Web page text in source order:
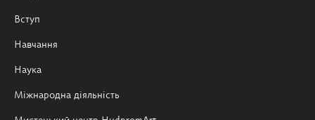
Вступ
Навчання
Наука
Міжнародна діяльність